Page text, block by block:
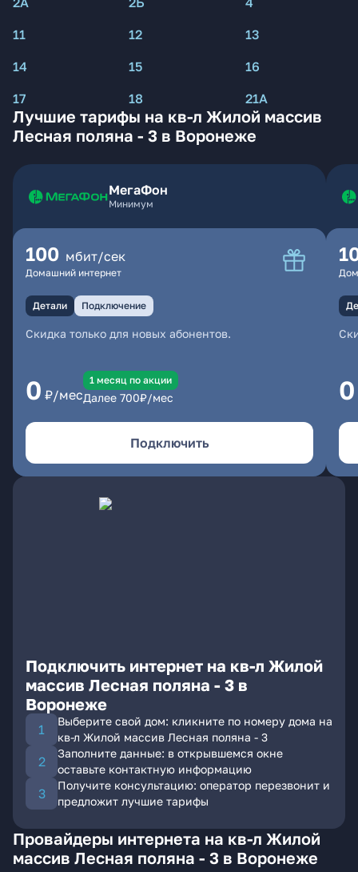
11
12
13
14
15
16
17
18 21А
Лучшие тарифы на кв-л Жилой массив
Лесная поляна - 3 в Воронеже
МегаФон
Минимум
100 мбит/сек
Домашний интернет
Детали Подключение
Скидка только для новых абонентов.
0 ₽/мес
1 месяц по акции
Далее 700₽/мес
Подключить
0
Подключить интернет на кв-л Жилой
массив Лесная поляна - 3 в
Воронеже
Выберите свой дом: кликните по номеру дома на
кв-л Жилой массив Лесная поляна - 3
Заполните данные: в открывшемся окне
оставьте контактную информацию
Получите консультацию: оператор перезвонит и
предложит лучшие тарифы
Провайдеры интернета на кв-л Жилой
массив Лесная поляна - 3 в Воронеже